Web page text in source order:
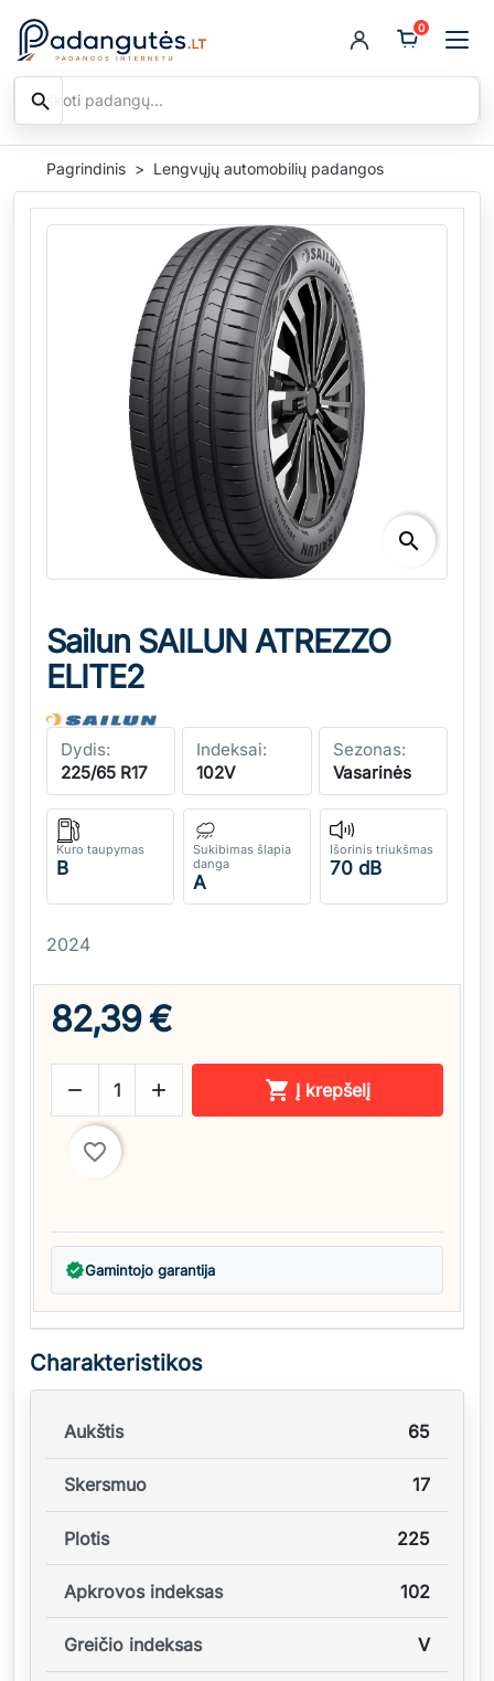
Ieškoti
search
0
Pagrindinis Lengvųjų automobilių padangos
search
Sailun SAILUN ATREZZO
ELITE2
Dydis:
225/65 R17
Indeksai:
102V
Sezonas:
Vasarinės
Kuro taupymas
B
Sukibimas šlapia
danga
A
Išorinis triukšmas
70 dB
2024
82,39 €
   Į krepšelį
favorite_border
verifiedGamintojo garantija
Charakteristikos
Aukštis 65
Skersmuo 17
Plotis 225
Apkrovos indeksas 102
Greičio indeksas V